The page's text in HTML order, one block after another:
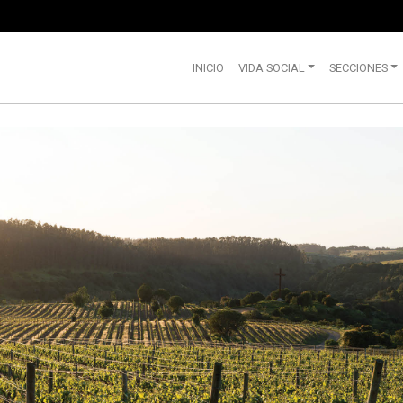
INICIO VIDA SOCIAL SECCIONES